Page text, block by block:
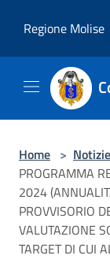
Regione Molise
Home > Notizie
PROGRAMMA
2024
PROVVISORIO
VALUTAZIONE
TARGET DI CUI